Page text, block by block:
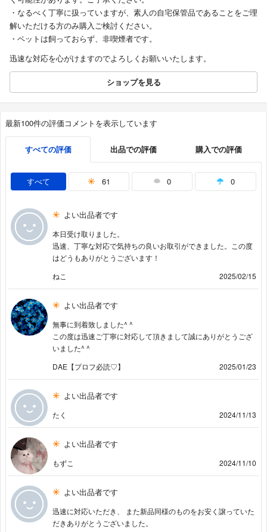
・なるべく丁寧に扱っていますが、素人の自宅保管品であることをご理
解いただける方のみ購入ご検討ください。
・ペットは飼っておらず、非喫煙者です。
迅速な対応を心がけますのでよろしくお願いいたします。
ショップを見る
最新100件の評価コメントを表示しています
すべての評価 出品での評価 購入での評価
すべて 61 0 0
よい出品者です
本日受け取りました。
迅速、丁寧な対応で気持ちの良いお取引ができました。この度
はどうもありがとうございます！
ねこ
2025/02/15
よい出品者です
無事に到着致しました^ ^
この度は迅速ご丁寧に対応して頂きまして誠にありがとうござ
いました^ ^
DAE【プロフ必読♡】
2025/01/23
よい出品者です
たく 2024/11/13
よい出品者です
もずこ 2024/11/10
よい出品者です
迅速に対応いただき、 また新品同様のものをお安く譲っていた
だきありがとうございました。